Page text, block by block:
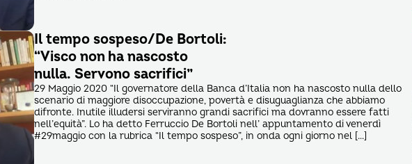
Il tempo sospeso/De Bortoli:
“Visco non ha nascosto
nulla. Servono sacrifici”
29 Maggio 2020 “Il governatore della Banca d’Italia non ha nascosto nulla dello
scenario di maggiore disoccupazione, povertà e disuguaglianza che abbiamo
difronte. Inutile illudersi serviranno grandi sacrifici ma dovranno essere fatti
nell’equità”. Lo ha detto Ferruccio De Bortoli nell’ appuntamento di venerdì
#29maggio con la rubrica “Il tempo sospeso”, in onda ogni giorno nel […]